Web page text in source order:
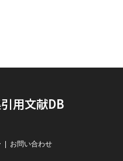
用文献DB
お問い合わせ